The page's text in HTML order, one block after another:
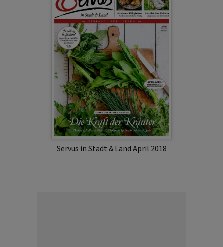
Servus in Stadt & Land April 2018